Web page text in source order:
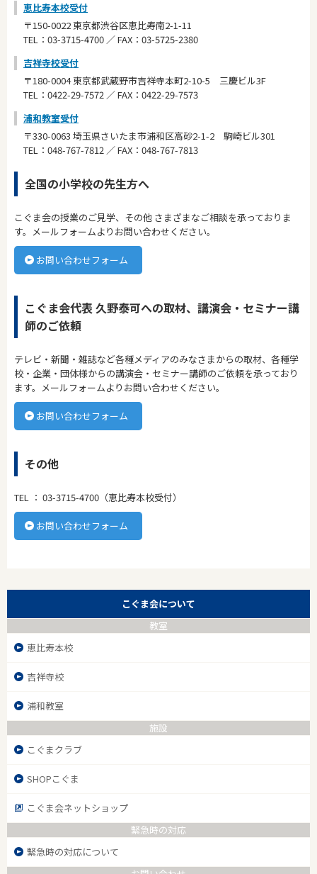
恵比寿本校受付
〒150-0022 東京都渋谷区恵比寿南2-1-11
TEL：03-3715-4700 ／ FAX：03-5725-2380
吉祥寺校受付
〒180-0004 東京都武蔵野市吉祥寺本町2-10-5 三慶ビル3F
TEL：0422-29-7572 ／ FAX：0422-29-7573
浦和教室受付
〒330-0063 埼玉県さいたま市浦和区高砂2-1-2 駒崎ビル301
TEL：048-767-7812 ／ FAX：048-767-7813
全国の小学校の先生方へ
こぐま会の授業のご見学、その他 さまざまなご相談を承っておりま
す。メールフォームよりお問い合わせください。
お問い合わせフォーム
こぐま会代表 久野泰可への取材、講演会・セミナー講
師のご依頼
テレビ・新聞・雑誌など各種メディアのみなさまからの取材、各種学
校・企業・団体様からの講演会・セミナー講師のご依頼を承っており
ます。メールフォームよりお問い合わせください。
お問い合わせフォーム
その他
TEL ： 03-3715-4700（恵比寿本校受付）
お問い合わせフォーム
こぐま会について
教室
恵比寿本校
吉祥寺校
浦和教室
施設
こぐまクラブ
SHOPこぐま
こぐま会ネットショップ
緊急時の対応
緊急時の対応について